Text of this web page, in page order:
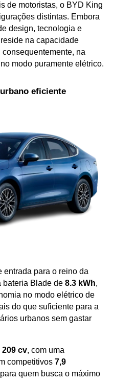
de motoristas, o BYD King
distintas. Embora
design, tecnologia e
na capacidade
na
modo puramente elétrico.
eficiente
entrada para o reino da
bateria Blade de 8.3 kWh,
no modo elétrico de
do que suficiente para a
urbanos sem gastar
209 cv, com uma
competitivos 7,9
quem busca o máximo